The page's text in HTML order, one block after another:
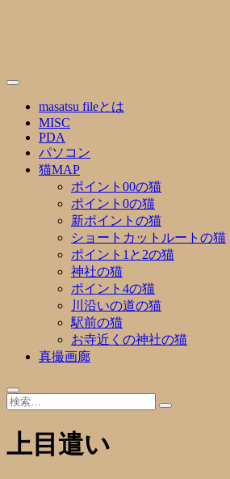
masatsu fileとは
MISC
PDA
パソコン
猫MAP
ポイント00の猫
ポイント0の猫
新ポイントの猫
ショートカットルートの猫
ポイント1と2の猫
神社の猫
ポイント4の猫
川沿いの道の猫
駅前の猫
お寺近くの神社の猫
真撮画廊
上目遣い